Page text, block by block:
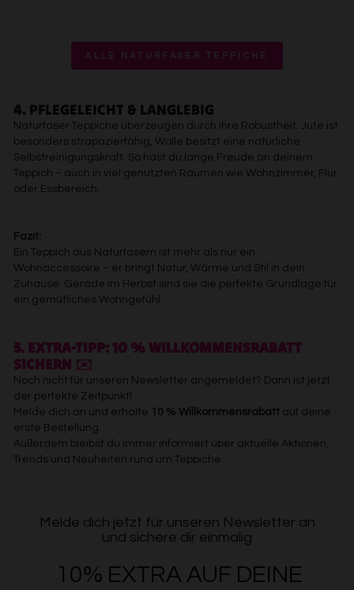
ALLE NATURFASER TEPPICHE
4. PFLEGELEICHT & LANGLEBIG
Naturfaser-Teppiche überzeugen durch ihre Robustheit. Jute ist
besonders strapazierfähig, Wolle besitzt eine natürliche
Selbstreinigungskraft. So hast du lange Freude an deinem
Teppich – auch in viel genutzten Räumen wie Wohnzimmer, Flur
oder Essbereich.
Fazit:
Ein Teppich aus Naturfasern ist mehr als nur ein
Wohnaccessoire – er bringt Natur, Wärme und Stil in dein
Zuhause. Gerade im Herbst sind sie die perfekte Grundlage für
ein gemütliches Wohngefühl.
5. EXTRA-TIPP: 10 % WILLKOMMENSRABATT
SICHERN ✉️
Noch nicht für unseren Newsletter angemeldet? Dann ist jetzt
der perfekte Zeitpunkt!
Melde dich an und erhalte 10 % Willkommensrabatt auf deine
erste Bestellung.
Außerdem bleibst du immer informiert über aktuelle Aktionen,
Trends und Neuheiten rund um Teppiche.
Melde dich jetzt für unseren Newsletter an
und sichere dir einmalig
10% EXTRA AUF DEINE
Verwendung reduzierter Daten zur Auswahl von
Werbeanzeigen
Erstellung von Profilen für personalisierte Werbung
Erstellung von Profilen zur Personalisierung von Inhalten
Verwendung von Profilen zur Auswahl personalisierter
Inhalte
Messung der Werbeleistung
Messung der Performance von Inhalten
Analyse von Zielgruppen durch Statistiken oder
Besondere Features:
Verwendung genauer Standortdaten
Endgeräteeigenschaften zur Identifikation aktiv abfragen